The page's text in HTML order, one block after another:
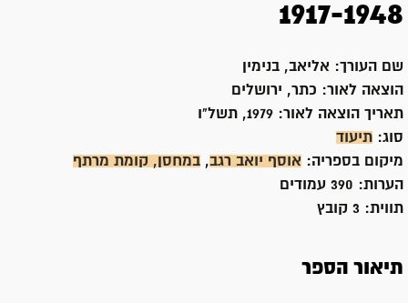
1917-1948
שם העורך: אליאב, בנימין
הוצאה לאור: כתר, ירושלים
תאריך הוצאה לאור:
סוג: תיעוד
מיקום בספריה: אוסף יואב רגב, במחסן, קומת מרתף
הערות: 390 עמודים
תווית: 3 קובץ
תיאור הספר